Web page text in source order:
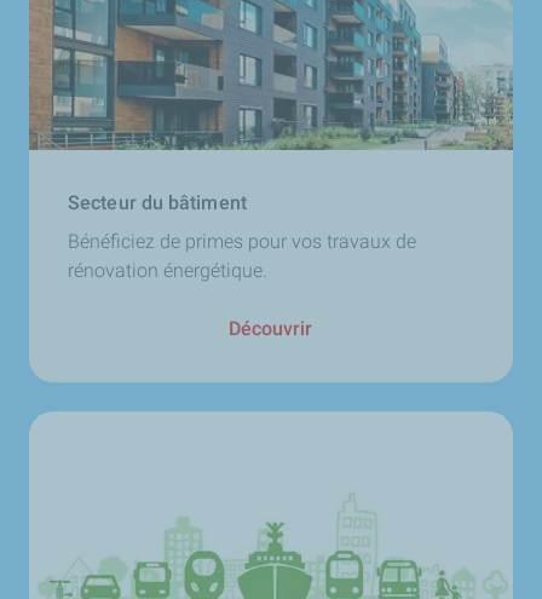
Secteur du bâtiment
Bénéficiez de primes pour vos travaux de
rénovation énergétique.
Découvrir